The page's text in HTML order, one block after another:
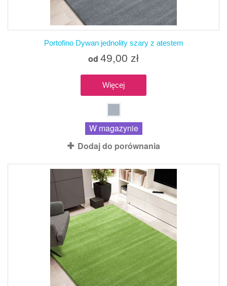
Portofino Dywan jednolity szary z atestem
od 49,00 zł
Więcej
W magazynie
Dodaj do porównania